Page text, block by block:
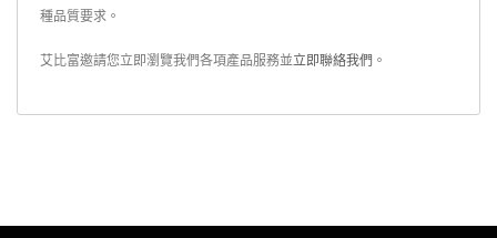
種品質要求。
艾比富邀請您立即瀏覽我們各項產品服務並立即聯絡我們 。